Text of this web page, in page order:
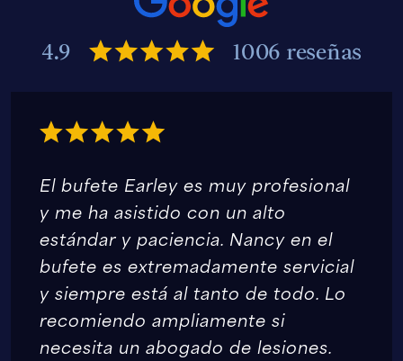
4.9 1006 reseñas
El bufete Earley es muy profesional
y me ha asistido con un alto
estándar y paciencia. Nancy en el
bufete es extremadamente servicial
y siempre está al tanto de todo. Lo
recomiendo ampliamente si
necesita un abogado de lesiones.